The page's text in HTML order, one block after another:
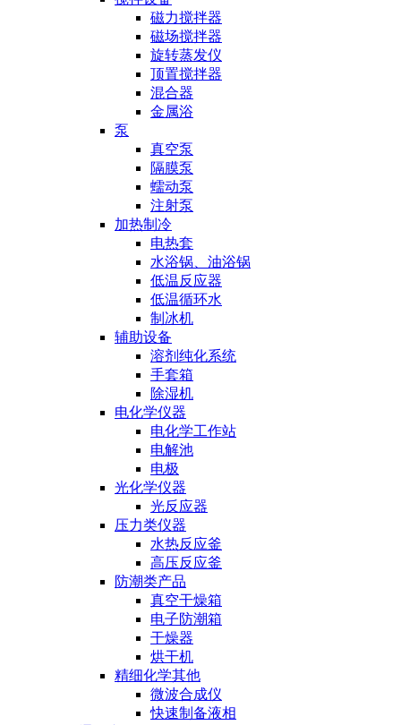
磁力搅拌器
磁场搅拌器
旋转蒸发仪
顶置搅拌器
混合器
金属浴
泵
真空泵
隔膜泵
蠕动泵
注射泵
加热制冷
电热套
水浴锅、油浴锅
低温反应器
低温循环水
制冰机
辅助设备
溶剂纯化系统
手套箱
除湿机
电化学仪器
电化学工作站
电解池
电极
光化学仪器
光反应器
压力类仪器
水热反应釜
高压反应釜
防潮类产品
真空干燥箱
电子防潮箱
干燥器
烘干机
精细化学其他
微波合成仪
快速制备液相